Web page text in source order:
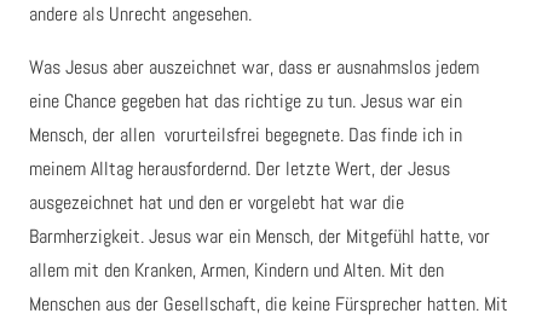
andere als Unrecht angesehen.
Was Jesus aber auszeichnet war, dass er ausnahmslos jedem
eine Chance gegeben hat das richtige zu tun. Jesus war ein
Mensch, der allen vorurteilsfrei begegnete. Das finde ich in
meinem Alltag herausfordernd. Der letzte Wert, der Jesus
ausgezeichnet hat und den er vorgelebt hat war die
Barmherzigkeit. Jesus war ein Mensch, der Mitgefühl hatte, vor
allem mit den Kranken, Armen, Kindern und Alten. Mit den
Menschen aus der Gesellschaft, die keine Fürsprecher hatten. Mit